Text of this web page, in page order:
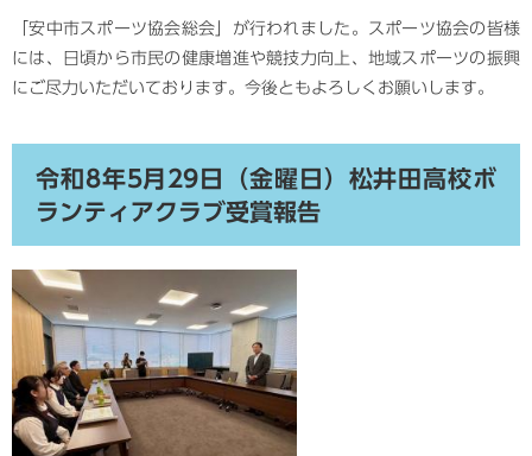
「安中市スポーツ協会総会」が行われました。スポーツ協会の皆様
には、日頃から市民の健康増進や競技力向上、地域スポーツの振興
にご尽力いただいております。今後ともよろしくお願いします。
令和8年5月29日（金曜日）松井田高校ボ
ランティアクラブ受賞報告